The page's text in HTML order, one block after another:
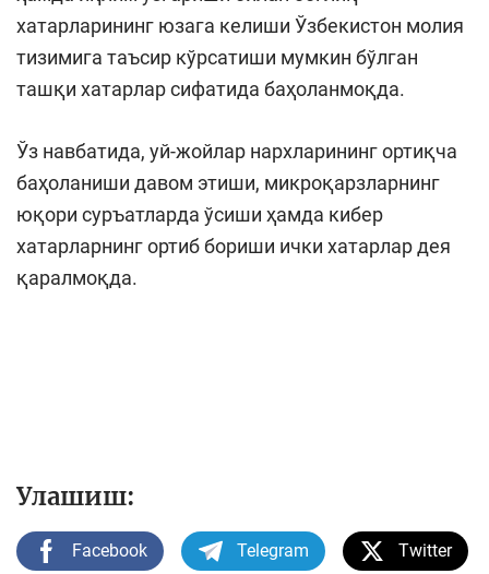
хатарларининг юзага келиши Ўзбекистон молия
тизимига таъсир кўрсатиши мумкин бўлган
ташқи хатарлар сифатида баҳоланмоқда.
Ўз навбатида, уй-жойлар нархларининг ортиқча
баҳоланиши давом этиши, микроқарзларнинг
юқори суръатларда ўсиши ҳамда кибер
хатарларнинг ортиб бориши ички хатарлар дея
қаралмоқда.
Улашиш:
Facebook Telegram Twitter